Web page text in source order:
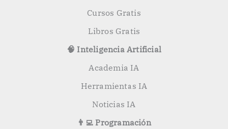
Cursos Gratis
Libros Gratis
🧠 Inteligencia Artificial
Academia IA
Herramientas IA
Noticias IA
👨‍💻 Programación